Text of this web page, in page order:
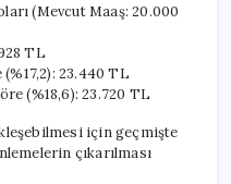
(Mevcut Maaş: 20.000
TL
23.440 TL
(%18,6): 23.720 TL
için geçmişte
çıkarılması